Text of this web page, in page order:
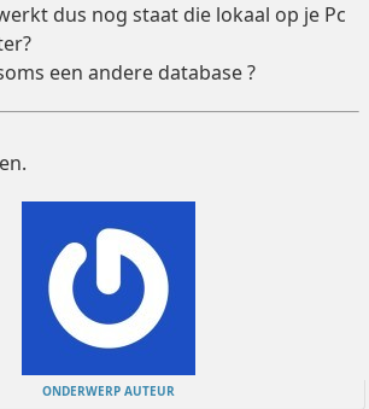
dus nog staat die lokaal op je Pc
een andere database ?
ONDERWERP AUTEUR